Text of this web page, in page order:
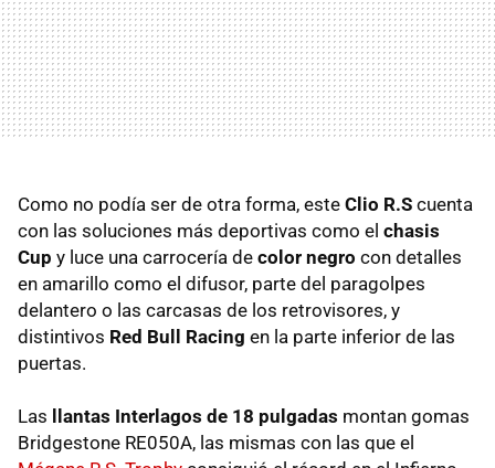
Como no podía ser de otra forma, este Clio R.S cuenta
con las soluciones más deportivas como el chasis
Cup y luce una carrocería de color negro con detalles
en amarillo como el difusor, parte del paragolpes
delantero o las carcasas de los retrovisores, y
distintivos Red Bull Racing en la parte inferior de las
puertas.
Las llantas Interlagos de 18 pulgadas montan gomas
Bridgestone RE050A, las mismas con las que el